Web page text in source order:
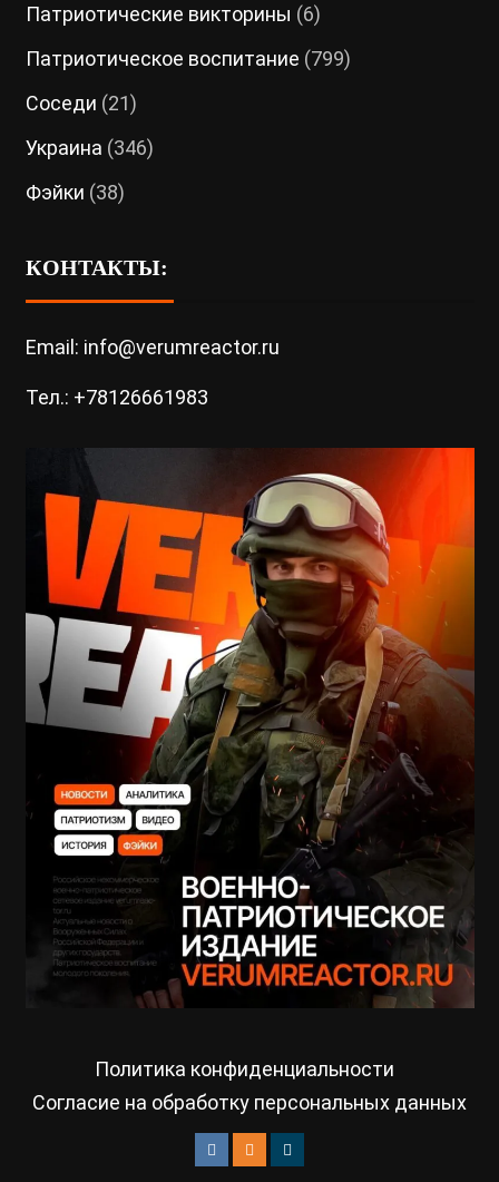
Патриотические викторины (6)
Патриотическое воспитание (799)
Соседи (21)
Украина (346)
Фэйки (38)
КОНТАКТЫ:
Email: info@verumreactor.ru
Тел.: +78126661983
Политика конфиденциальности
Согласие на обработку персональных данных